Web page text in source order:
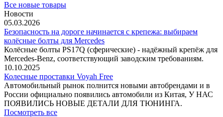
Все новые товары
Новости
05.03.2026
Безопасность на дороге начинается с крепежа: выбираем
колёсные болты для Mercedes
Колёсные болты PS17Q (сферические) - надёжный крепёж для
Mercedes‑Benz, соответствующий заводским требованиям.
10.10.2025
Колесные проставки Voyah Free
Автомобильный рынок полнится новыми автобрендами и в
России официально появились автомобили из Китая, У НАС
ПОЯВИЛИСЬ НОВЫЕ ДЕТАЛИ ДЛЯ ТЮНИНГА.
Посмотреть все